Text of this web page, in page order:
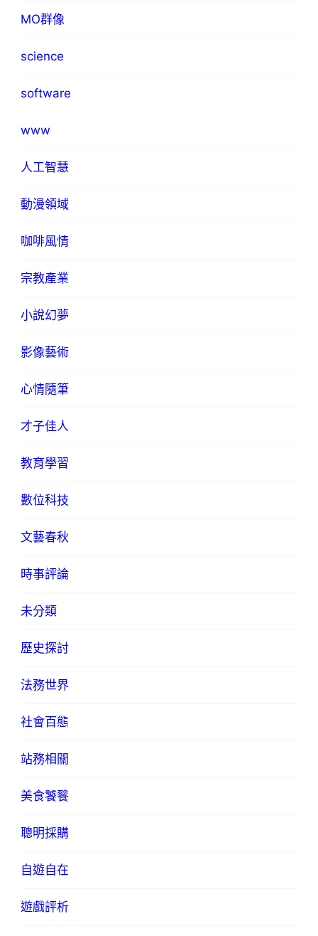
MO群像
science
software
www
人工智慧
動漫領域
咖啡風情
宗教產業
小說幻夢
影像藝術
心情隨筆
才子佳人
教育學習
數位科技
文藝春秋
時事評論
未分類
歷史探討
法務世界
社會百態
站務相關
美食饕餮
聰明採購
自遊自在
遊戲評析